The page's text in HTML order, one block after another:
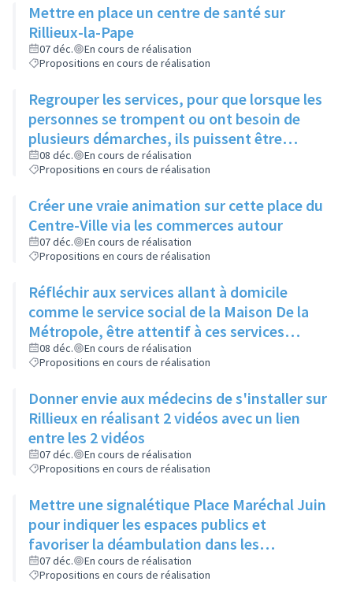
Mettre en place un centre de santé sur
Rillieux-la-Pape
07 déc.
En cours de réalisation
Propositions en cours de réalisation
Regrouper les services, pour que lorsque les
personnes se trompent ou ont besoin de
plusieurs démarches, ils puissent être
réorienter et rediriger rapidement via cette
proximité
08 déc.
En cours de réalisation
Propositions en cours de réalisation
Créer une vraie animation sur cette place du
Centre-Ville via les commerces autour
07 déc.
En cours de réalisation
Propositions en cours de réalisation
Réfléchir aux services allant à domicile
comme le service social de la Maison De la
Métropole, être attentif à ces services
rendus
08 déc.
En cours de réalisation
Propositions en cours de réalisation
Donner envie aux médecins de s'installer sur
Rillieux en réalisant 2 vidéos avec un lien
entre les 2 vidéos
07 déc.
En cours de réalisation
Propositions en cours de réalisation
Mettre une signalétique Place Maréchal Juin
pour indiquer les espaces publics et
favoriser la déambulation dans les
différents cheminements
07 déc.
En cours de réalisation
Propositions en cours de réalisation